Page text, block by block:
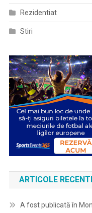
Rezidentiat
Stiri
ARTICOLE
A fost publicată în